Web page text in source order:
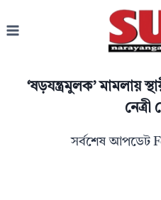
to
‘ষড়যন্ত্রমুলক’ মামলায়
নেত্রী
সর্বশেষ আপডেট